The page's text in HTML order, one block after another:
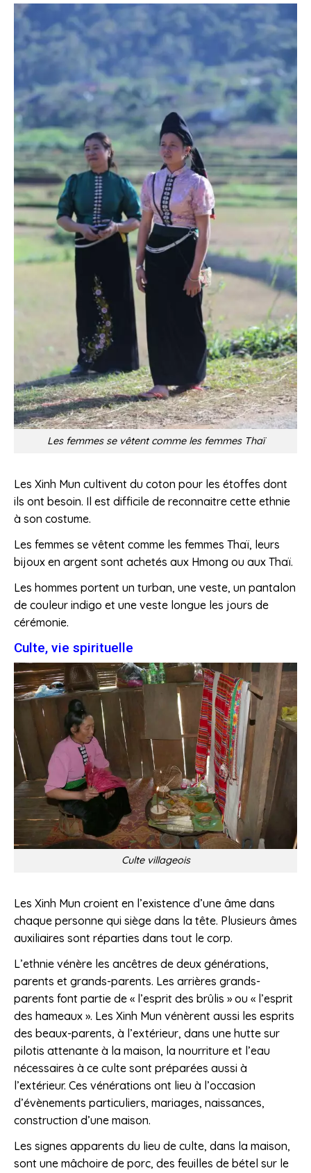
Les femmes se vêtent comme les femmes Thaï
Les Xinh Mun cultivent du coton pour les étoffes dont
ils ont besoin. Il est difficile de reconnaitre cette ethnie
à son costume.
Les femmes se vêtent comme les femmes Thaï, leurs
bijoux en argent sont achetés aux Hmong ou aux Thaï.
Les hommes portent un turban, une veste, un pantalon
de couleur indigo et une veste longue les jours de
cérémonie.
Culte, vie spirituelle
Culte villageois
Les Xinh Mun croient en l’existence d’une âme dans
chaque personne qui siège dans la tête. Plusieurs âmes
auxiliaires sont réparties dans tout le corp.
L’ethnie vénère les ancêtres de deux générations,
parents et grands-parents. Les arrières grands-
parents font partie de « l’esprit des brûlis » ou « l’esprit
des hameaux ». Les Xinh Mun vénèrent aussi les esprits
des beaux-parents, à l’extérieur, dans une hutte sur
pilotis attenante à la maison, la nourriture et l’eau
nécessaires à ce culte sont préparées aussi à
l’extérieur. Ces vénérations ont lieu à l’occasion
d’évènements particuliers, mariages, naissances,
construction d’une maison.
Les signes apparents du lieu de culte, dans la maison,
sont une mâchoire de porc, des feuilles de bétel sur le